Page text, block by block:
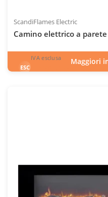
ScandiFlames Electric
Camino elettrico a
ESC
IVA esclusa
1.196€esclusa
Maggiori